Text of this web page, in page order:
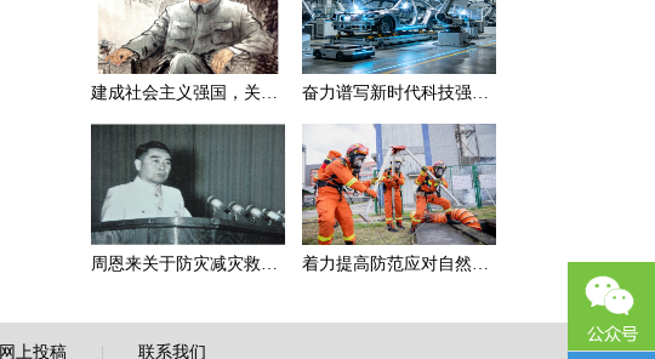
建成社会主义强国，关键在于实现科学技术现代化 奋力谱写新时代科技强国新篇章
周恩来关于防灾减灾救灾的一组论述 着力提高防范应对自然灾害能力
网上投稿| 联系我们